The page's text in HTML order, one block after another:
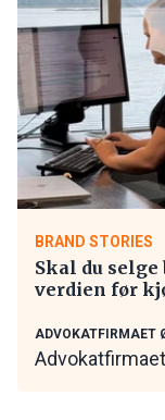
BRAND STORIES
Skal du
verdien før
ADVOKATFIRMAET